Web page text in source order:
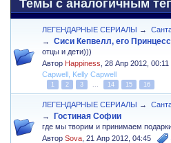
ЛЕГЕНДАРНЫЕ СЕРИАЛЫ →
→
Сиси Кепвелл, его
отцы и дети)))
Автор Happiness ,28 Апр 2012, 00:11
Capwell Kelly Capwell
1 2 3 14 15 16
ЛЕГЕНДАРНЫЕ СЕРИАЛЫ →
→
Гостиная Софии
где мы творим и принимаем
АвторSova ,21 Апр 2012, 04:45